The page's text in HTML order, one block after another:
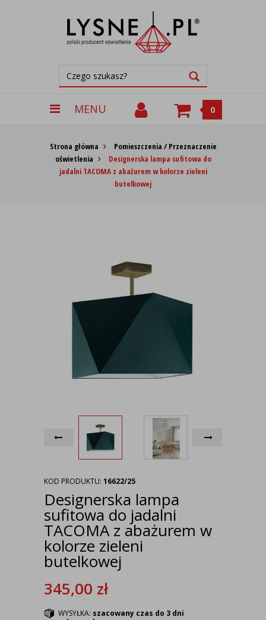
MENU 0
Strona główna
Pomieszczenia / Przeznaczenie
oświetlenia
Designerska lampa sufitowa do
jadalni TACOMA z abażurem w kolorze zieleni
butelkowej
KOD PRODUKTU: 16622/25
Designerska lampa
sufitowa do jadalni
TACOMA z abażurem w
kolorze zieleni
butelkowej
345,00 zł
WYSYŁKA: szacowany czas do 3 dni